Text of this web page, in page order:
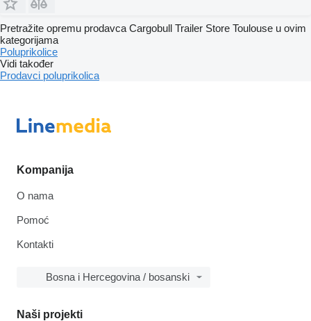
Pretražite opremu prodavca Cargobull Trailer Store Toulouse u ovim
kategorijama
Poluprikolice
Vidi također
Prodavci poluprikolica
Kompanija
O nama
Pomoć
Kontakti
Bosna i Hercegovina / bosanski
Naši projekti